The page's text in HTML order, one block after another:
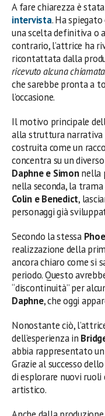
A fare chiarezza è
intervista. Ha
una scelta definitiva o
contrario, l’attrice ha
ricontattata dalla
ricevuto alcuna chiamata
che sarebbe pronta a
l’occasione.
Il motivo principale
alla struttura narrativa
costruita come un
concentra su un
Daphne e Simonnella
nella seconda, la
Colin e Benedict,
personaggi già
Secondo la stessa
realizzazione della
ancora chiaro come si
periodo. Questo
“discontinuità” per
Daphne, che oggi
Nonostante ciò,
dell’esperienza in
abbia rappresentato
Grazie al successo
di esplorare nuovi
artistico.